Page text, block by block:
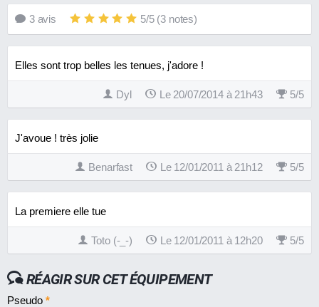
3avis 5/5(3 notes)
Elles sont trop belles les tenues, j'adore !
Dyl Le 20/07/2014 à 21h43 5/5
J'avoue ! très jolie
Benarfast Le 12/01/2011 à 21h12 5/5
La premiere elle tue
Toto (-_-) Le 12/01/2011 à 12h20 5/5
RÉAGIR SUR CET ÉQUIPEMENT
Pseudo *